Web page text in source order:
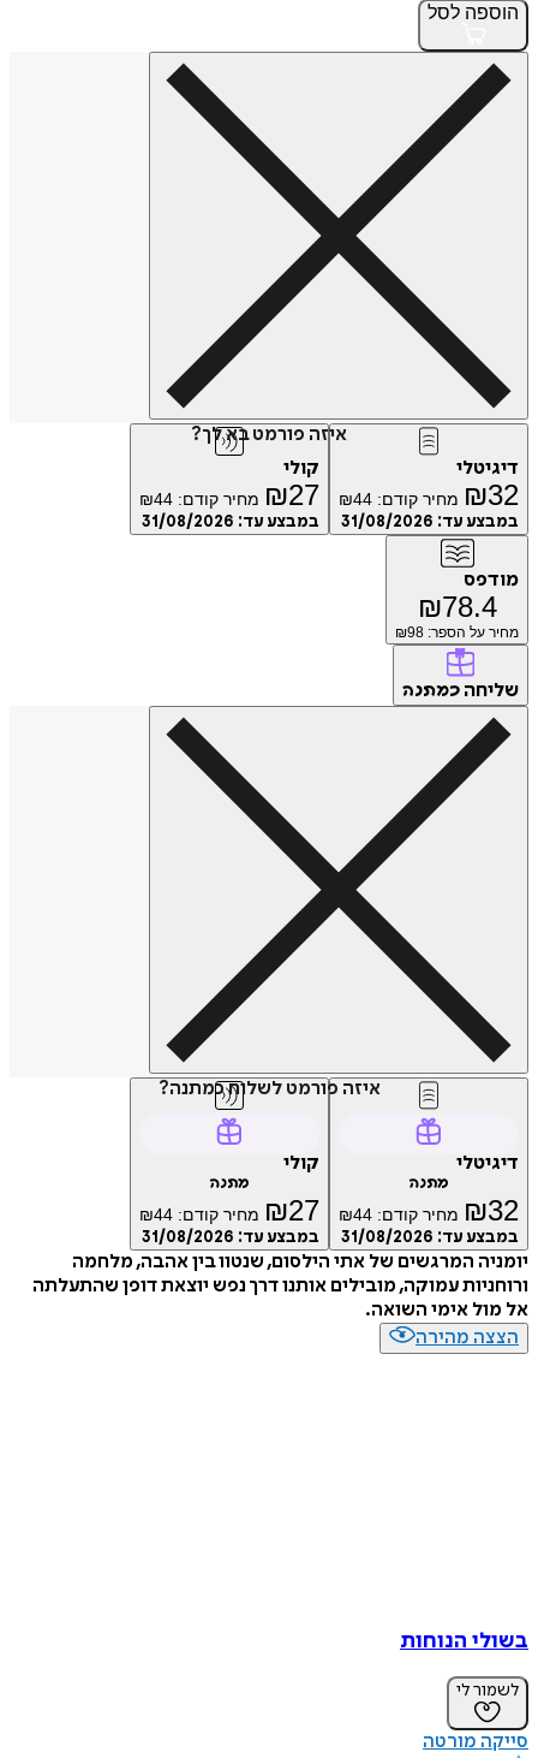
הוספה לסל
איזה פורמט בא לך?
דיגיטלי
₪32 מחיר קודם: ₪44
במבצע עד: 31/08/2026
קולי
₪27 מחיר קודם: ₪44
במבצע עד: 31/08/2026
מודפס
₪78.4
מחיר על הספר: ₪ 98
שליחה כמתנה
איזה פורמט לשלוח כמתנה?
דיגיטלי
מתנה
₪32 מחיר קודם: ₪44
במבצע עד: 31/08/2026
קולי
מתנה
₪27 מחיר קודם: ₪44
במבצע עד: 31/08/2026
יומניה המרגשים של אתי הילסום, שנטוו בין אהבה, מלחמה
ורוחניות עמוקה, מובילים אותנו דרך נפש יוצאת דופן שהתעלתה
אל מול אימי השואה.
הצצה מהירה
בשולי הנוחות
לשמור לי
סייקה מורטה